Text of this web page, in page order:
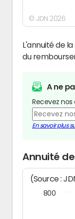
© JDN 2026
L'annuité de
du
A ne
Recevez
En savoir plus
Annuité
(Source :
800